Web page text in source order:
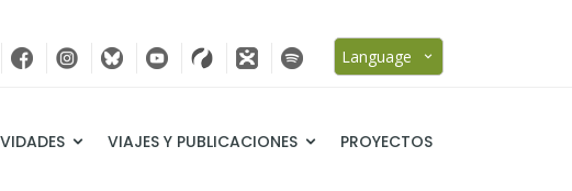
Language
VIAJES Y PUBLICACIONES PROYECTOS